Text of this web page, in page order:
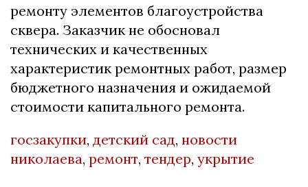
ремонту элементов благоустройства
сквера. Заказчик не обосновал
технических и качественных
характеристик ремонтных работ, размер
бюджетного назначения и ожидаемой
стоимости капитального ремонта.
госзакупки, детский сад, новости
николаева, ремонт, тендер, укрытие